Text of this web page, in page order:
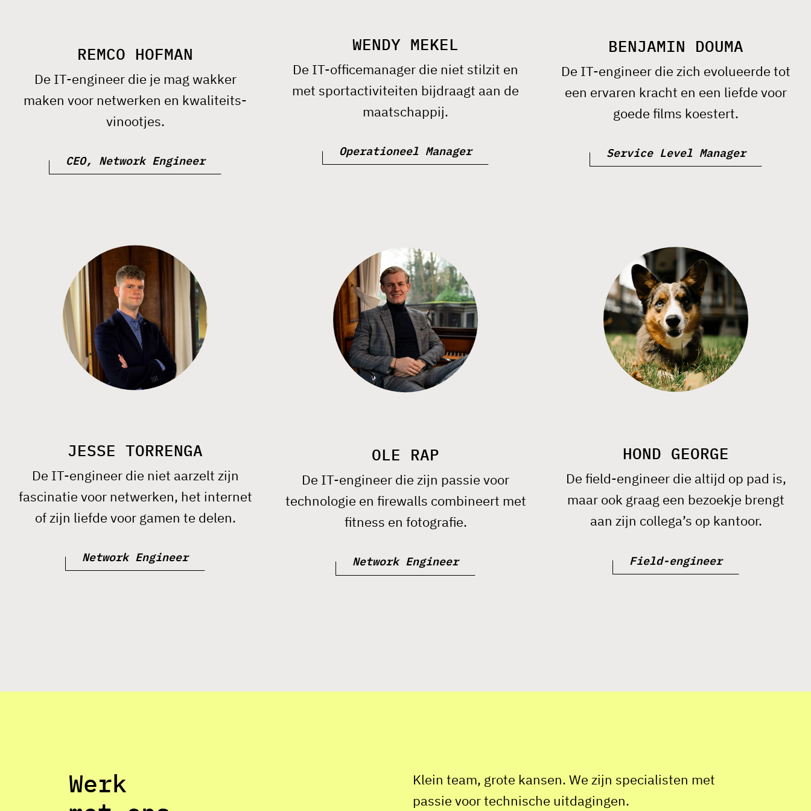
REMCO HOFMAN
De IT-engineer die je mag wakker
maken voor netwerken en kwaliteits-
vinootjes.
CEO, Network Engineer
WENDY MEKEL
De IT-officemanager die niet stilzit en
met sportactiviteiten bijdraagt aan de
maatschappij.
Operationeel Manager
BENJAMIN DOUMA
De IT-engineer die zich evolueerde tot
een ervaren kracht en een liefde voor
goede films koestert.
Service Level Manager
JESSE TORRENGA
De IT-engineer die niet aarzelt zijn
fascinatie voor netwerken, het internet
of zijn liefde voor gamen te delen.
Network Engineer
OLE RAP
De IT-engineer die zijn passie voor
technologie en firewalls combineert met
fitness en fotografie.
Network Engineer
HOND GEORGE
De field-engineer die altijd op pad is,
maar ook graag een bezoekje brengt
aan zijn collega’s op kantoor.
Field-engineer
Werk
Klein team, grote kansen. We zijn specialisten met
passie voor technische uitdagingen.